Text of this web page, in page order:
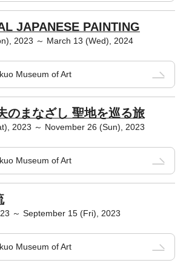
JAPANESE PAINTING
2023 ～ March 13 (Wed), 2024
Museum of Art
のまなざし 聖地を巡る旅
2023 ～ November 26 (Sun), 2023
Museum of Art
～ September 15 (Fri), 2023
Museum of Art